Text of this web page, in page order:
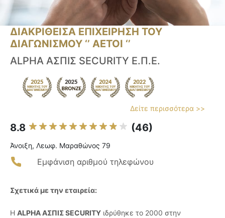
ΔΙΑΚΡΙΘΕΙΣΑ ΕΠΙΧΕΙΡΗΣΗ ΤΟΥ
ΔΙΑΓΩΝΙΣΜΟΥ ‘’ ΑΕΤΟΙ ‘’
ALPHA ΑΣΠΙΣ SECURITY Ε.Π.Ε.
Δείτε περισσότερα >>
8.8 (46)
Άνοιξη, Λεωφ. Μαραθώνος 79
Εμφάνιση αριθμού τηλεφώνου
Σχετικά με την εταιρεία:
Η ALPHA ΑΣΠΙΣ SECURITY ιδρύθηκε το 2000 στην